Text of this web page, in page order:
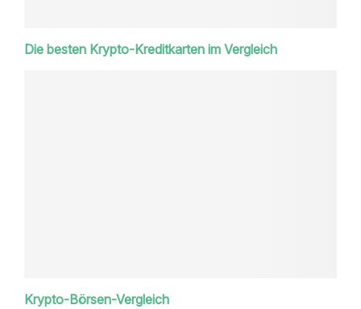
Die besten Krypto-Kreditkarten im Vergleich
Krypto-Börsen-Vergleich